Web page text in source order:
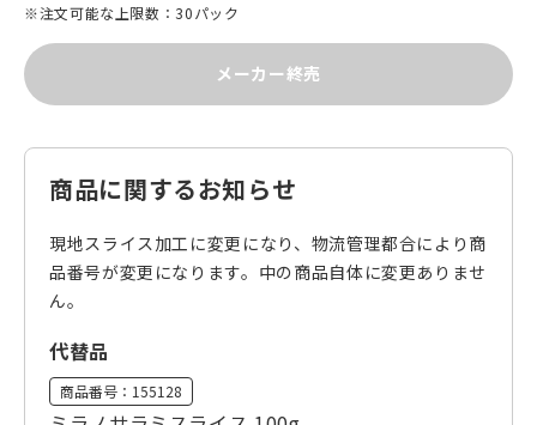
※注文可能な上限数：30パック
メーカー終売
商品に関するお知らせ
現地スライス加工に変更になり、物流管理都合により商
品番号が変更になります。中の商品自体に変更ありませ
ん。
代替品
商品番号： 155128